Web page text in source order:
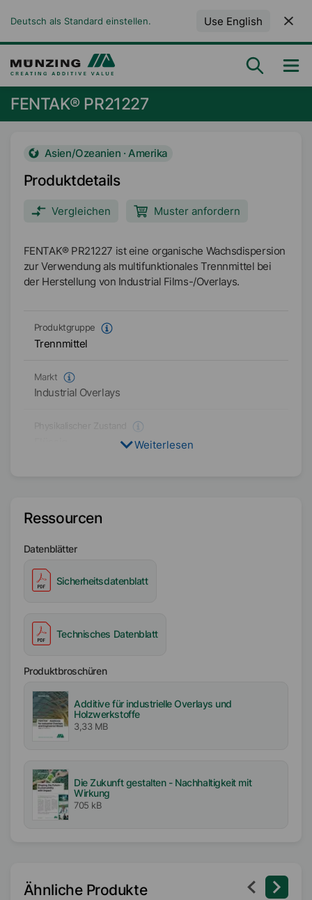
Deutsch als Standard einstellen. Use English
FENTAK® PR21227
Asien/Ozeanien · Amerika
Produktdetails
Vergleichen Muster anfordern
FENTAK® PR21227 ist eine organische Wachsdispersion
zur Verwendung als multifunktionales Trennmittel bei
der Herstellung von Industrial Films-/Overlays.
Produktgruppe
Trennmittel
Markt
Industrial Overlays
Verfügbarkeit
Amerika
Weiterlesen
Ressourcen
Datenblätter
Sicherheitsdatenblatt
Technisches Datenblatt
Produktbroschüren
Additive für industrielle Overlays und
Holzwerkstoffe
3,33 MB
Die Zukunft gestalten - Nachhaltigkeit mit
Wirkung
705 kB
Ähnliche Produkte